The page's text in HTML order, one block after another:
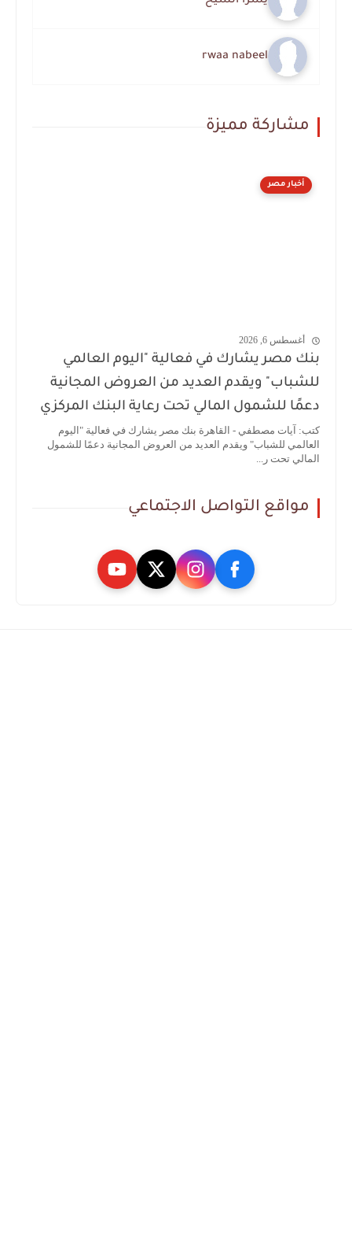
rwaa nabeel
مشاركة مميزة
أخبار مصر
أغسطس 6, 2026
بنك مصر يشارك في فعالية "اليوم العالمي
للشباب" ويقدم العديد من العروض المجانية
دعمًا للشمول المالي تحت رعاية البنك المركزي
كتب: آيات مصطفي - القاهرة بنك مصر يشارك في فعالية "اليوم
العالمي للشباب" ويقدم العديد من العروض المجانية دعمًا للشمول
المالي تحت ر...
مواقع التواصل الاجتماعي